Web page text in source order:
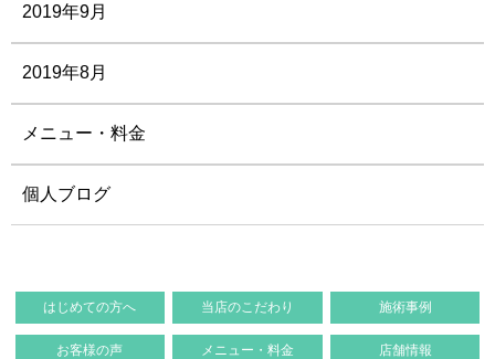
2019年9月
2019年8月
メニュー・料金
個人ブログ
はじめての方へ 当店のこだわり 施術事例
お客様の声 メニュー・料金 店舗情報